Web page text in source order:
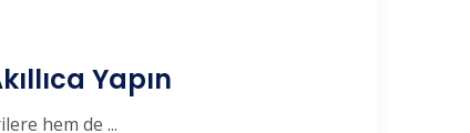
Yapın
hem de ...